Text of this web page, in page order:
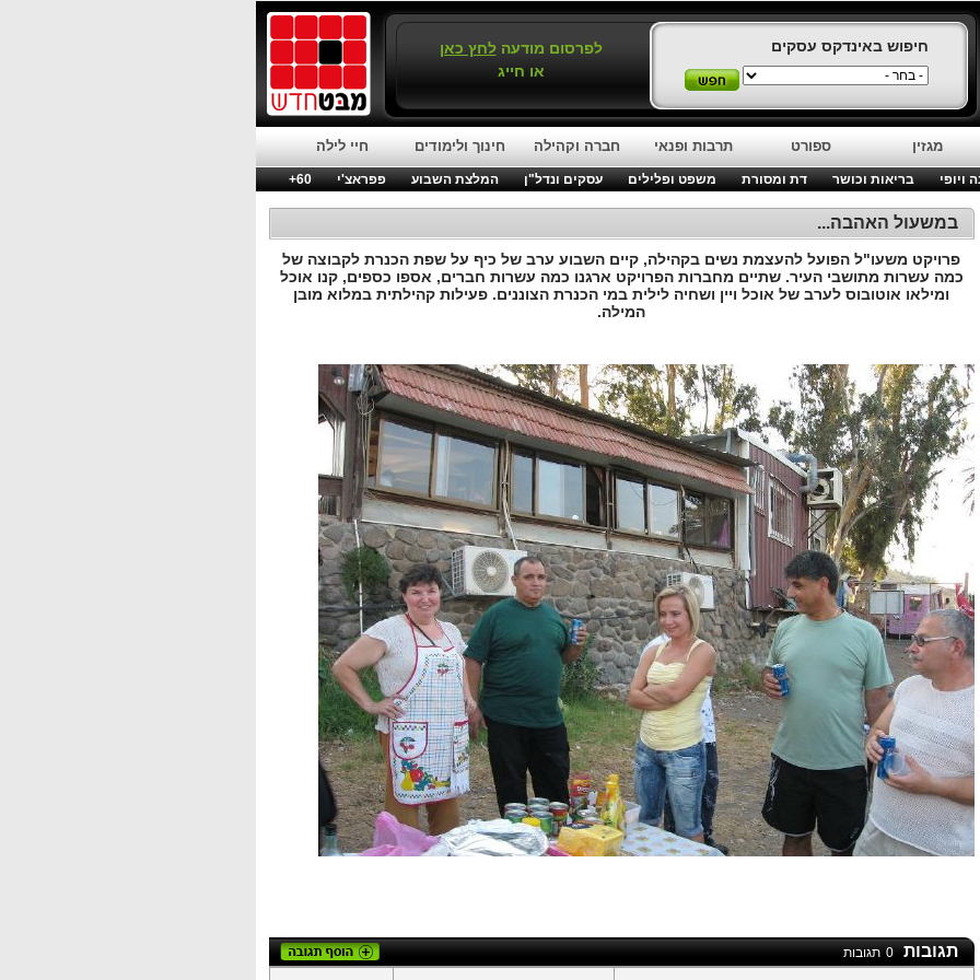
חיפוש באינדקס עסקים לפרסום מודעהלחץ כאן
או חייג
מגזין ספורט תרבות ופנאי חברה וקהילה חינוך ולימודים חיי לילה
ויופי בריאות וכושר דת ומסורת משפט ופלילים עסקים ונדל"ן המלצת השבוע פפראצ'י
60+
במשעול האהבה...
פרויקט משעו"ל הפועל להעצמת נשים בקהילה, קיים השבוע ערב של כיף על שפת הכנרת לקבוצה של
כמה עשרות מתושבי העיר. שתיים מחברות הפרויקט ארגנו כמה עשרות חברים, אספו כספים, קנו אוכל
ומילאו אוטובוס לערב של אוכל ויין ושחיה לילית במי הכנרת הצוננים. פעילות קהילתית במלוא מובן
המילה.
תגובות 0 תגובות